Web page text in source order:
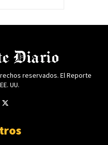
reservados. El Reporte
UU.